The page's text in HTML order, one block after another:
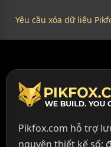
Yêu cầu xóa dữ liệu
Pikfox.com hỗ trợ
nguyên thiết kế số;